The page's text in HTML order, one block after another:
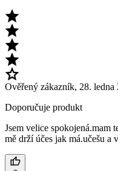
Ověřený zákazník, 28. ledna
Doporučuje produkt
Jsem velice spokojená.mam
mě drží účes jak má.učešu a